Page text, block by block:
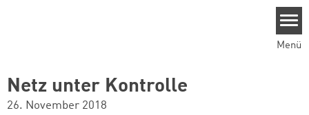
Menü
Netz unter Kontrolle
26. November 2018